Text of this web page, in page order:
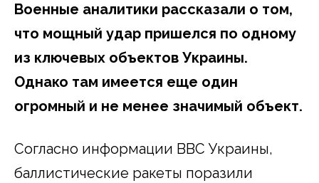
Военные аналитики рассказали о том,
что мощный удар пришелся по одному
из ключевых объектов Украины.
Однако там имеется еще один
огромный и не менее значимый объект.
Согласно информации ВВС Украины,
баллистические ракеты поразили